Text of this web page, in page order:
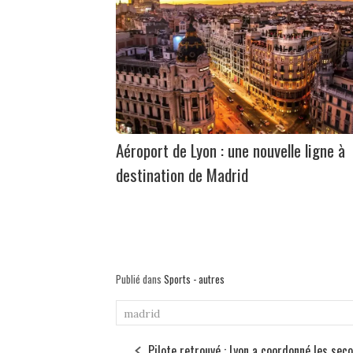
Aéroport de Lyon : une nouvelle ligne à
destination de Madrid
Publié dans Sports - autres
madrid